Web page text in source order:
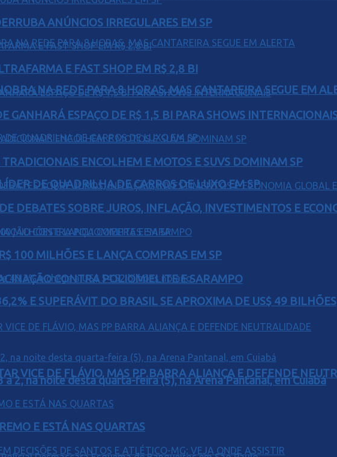
NA REDE PARA 8 HORAS, MAS CANTAREIRA SEGUE EM
DE QUADRILHA DE CARROS DE LUXO EM SP
CONTRA POLIOMIELITE E SARAMPO
VICE DE FLÁVIO, MAS PP BARRA ALIANÇA E DEFENDE
ANÚNCIOS IRREGULARES EM SP
E FAST SHOP EM R$ 2,8 BI
GANHARÁ ESPAÇO DE R$ 1,5 BI PARA SHOWS
ENCOLHEM E MOTOS E SUVS DOMINAM SP
DEBATES SOBRE JUROS, INFLAÇÃO, INVESTIMENTOS E
100 MILHÕES E LANÇA COMPRAS EM SP
E SUPERÁVIT DO BRASIL SE APROXIMA DE US$ 49 BILHÕES
2, na noite desta quarta-feira (5), na Arena Pantanal, em Cuiabá
E ESTÁ NAS QUARTAS